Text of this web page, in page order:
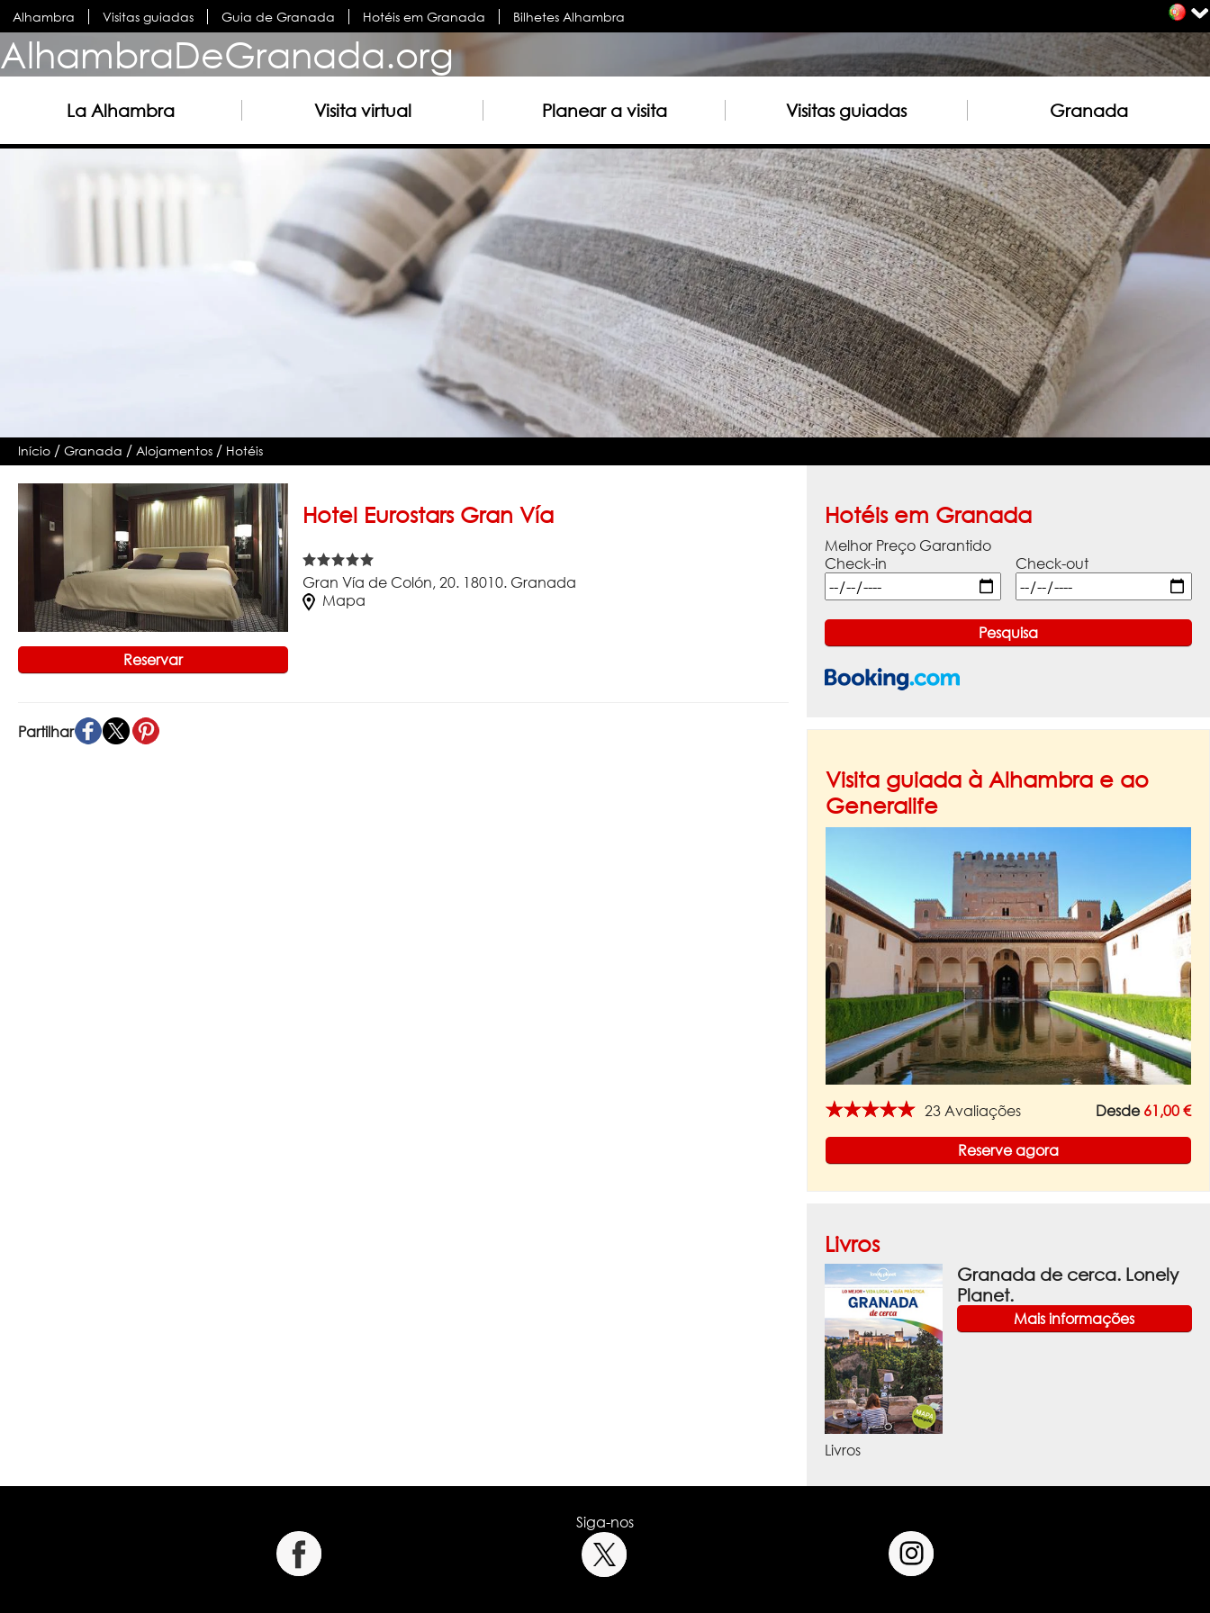
Alhambra Visitas guiadas Guia de Granada Hotéis em Granada Bilhetes Alhambra
AlhambraDeGranada.org
La Alhambra Visita virtual Planear a visita Visitas guiadas Granada
Início /Granada /Alojamentos / Hotéis
Hotel Eurostars Gran Vía
Gran Vía de Colón, 20. 18010. Granada
Mapa
Reservar
Partilhar
Hotéis em Granada
Melhor Preço Garantido
Check-in
Check-out
Visita guiada à Alhambra e ao
Generalife
★★★★★ 23 Avaliações Desde 61,00 €
Reserve agora
Livros
Granada de cerca. Lonely
Planet.
Mais informações
Livros
Siga-nos